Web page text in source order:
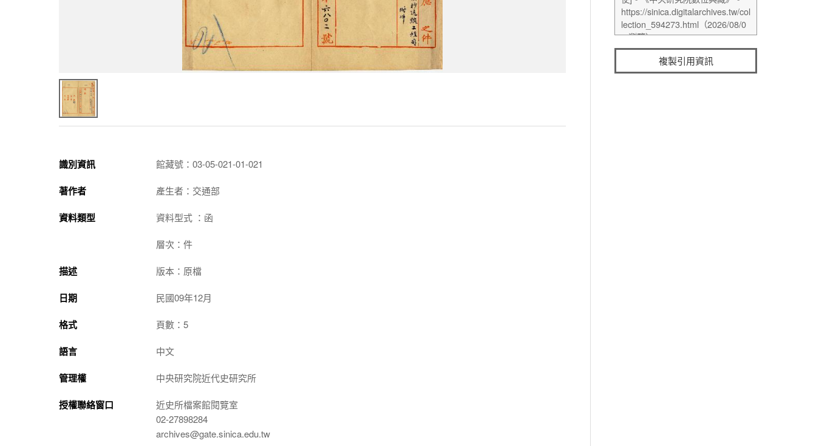
識別資訊 館藏號：03-05-021-01-021
著作者 產生者：交通部
資料類型 資料型式 ：函
層次：件
描述 版本：原檔
日期 民國09年12月
格式 頁數：5
語言 中文
管理權 中央研究院近代史研究所
授權聯絡窗口
近史所檔案館閱覽室
02-27898284
archives@gate.sinica.edu.tw
複製引用資訊